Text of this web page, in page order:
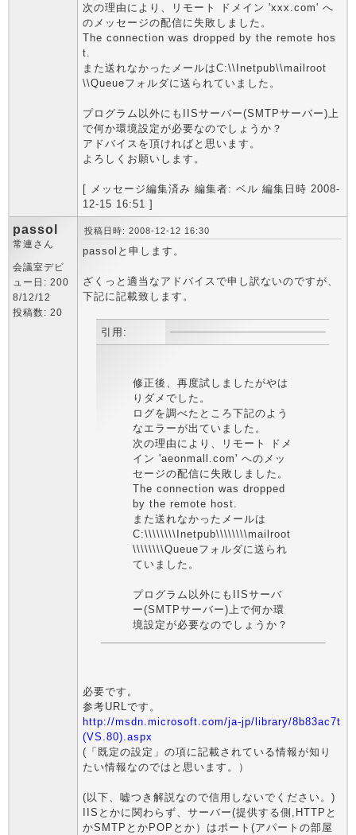
次の理由により、リモート ドメイン 'xxx.com' へ
のメッセージの配信に失敗しました。
The connection was dropped by the remote hos
t.
また送れなかったメールはC:\\Inetpub\\mailroot
\\Queueフォルダに送られていました。
プログラム以外にもIISサーバー(SMTPサーバー)上
で何か環境設定が必要なのでしょうか？
アドバイスを頂ければと思います。
よろしくお願いします。
[ メッセージ編集済み 編集者: ベル 編集日時 2008-
12-15 16:51 ]
passol
常連さん
会議室デビ
ュー日: 200
8/12/12
投稿数: 20
投稿日時: 2008-12-12 16:30
passolと申します。
ざくっと適当なアドバイスで申し訳ないのですが、
下記に記載致します。
引用:
修正後、再度試しましたがやは
りダメでした。
ログを調べたところ下記のよう
なエラーが出ていました。
次の理由により、リモート ドメ
イン 'aeonmall.com' へのメッ
セージの配信に失敗しました。
The connection was dropped
by the remote host.
また送れなかったメールは
C:\\\\\\\\Inetpub\\\\\\\\mailroot
\\\\\\\\Queueフォルダに送られ
ていました。
プログラム以外にもIISサーバ
ー(SMTPサーバー)上で何か環
境設定が必要なのでしょうか？
必要です。
参考URLです。
http://msdn.microsoft.com/ja-jp/library/8b83ac7t
(VS.80).aspx
(「既定の設定」の項に記載されている情報が知り
たい情報なのではと思います。）
(以下、嘘つき解説なので信用しないでください。)
IISとかに関わらず、サーバー(提供する側,HTTPと
かSMTPとかPOPとか）はポート(アパートの部屋